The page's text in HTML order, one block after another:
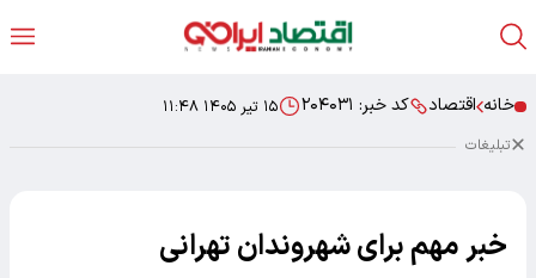
خانه اقتصاد کد خبر: ۲۰۴۰۳۱ ۱۵ تیر ۱۴۰۵ ۱۱:۴۸
تبلیغات
خبر مهم برای شهروندان تهرانی